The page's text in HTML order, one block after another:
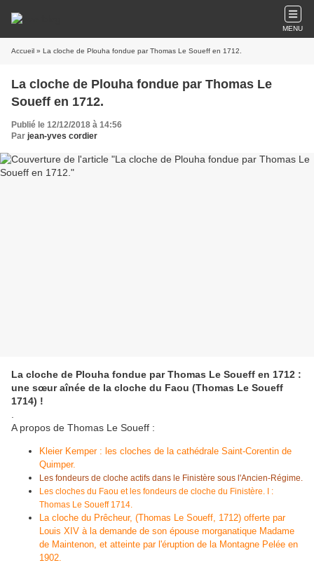
MENU
Accueil » La cloche de Plouha fondue par Thomas Le Soueff en 1712.
La cloche de Plouha fondue par Thomas Le
Soueff en 1712.
Publié le 12/12/2018 à 14:56
Par jean-yves cordier
La cloche de Plouha fondue par Thomas Le Soueff en 1712 :
une sœur aînée de la cloche du Faou (Thomas Le Soueff
1714) !
A propos de Thomas Le Soueff :
Kleier Kemper : les cloches de la cathédrale Saint-Corentin de
Quimper.
Les fondeurs de cloche actifs dans le Finistère sous l'Ancien-Régime.
Les cloches du Faou et les fondeurs de cloche du Finistère. I :
Thomas Le Soueff 1714.
La cloche du Prêcheur, (Thomas Le Soueff, 1712) offerte par
Louis XIV à la demande de son épouse morganatique Madame
de Maintenon, et atteinte par l'éruption de la Montagne Pelée en
1902.